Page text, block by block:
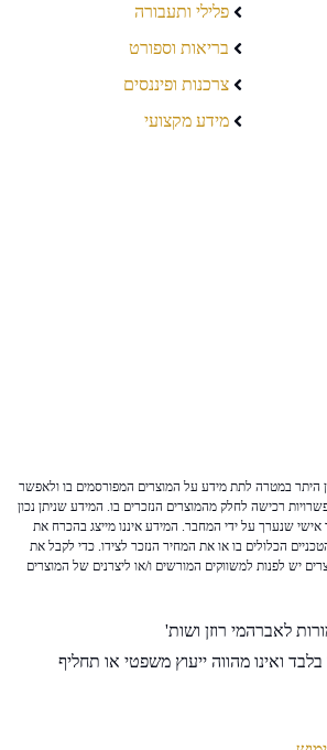
פלילי ותעבורה
בריאות וספורט
צרכנות ופיננסים
מידע מקצועי
היתר במטרה לתת מידע על המוצרים המפורסמים בו ולאפשר
רכישה לחלק מהמוצרים הנזכרים בו. המידע שניתן נכון
אישי שנערך על ידי המחבר. המידע איננו מייצג בהכרח את
הכלולים בו או את המחיר הנזכר לצידו. כדי לקבל את
יש לפנות למשווקים המורשים ו/או ליצרנים של המוצרים
ואינו מהווה ייעוץ משפטי או תחליף